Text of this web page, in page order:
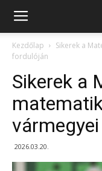
Kazincbarcikai
Pollack
Mihály
Kezdőlap
Sikerek a
fordulóján
Sikerek a
2026.03.20.